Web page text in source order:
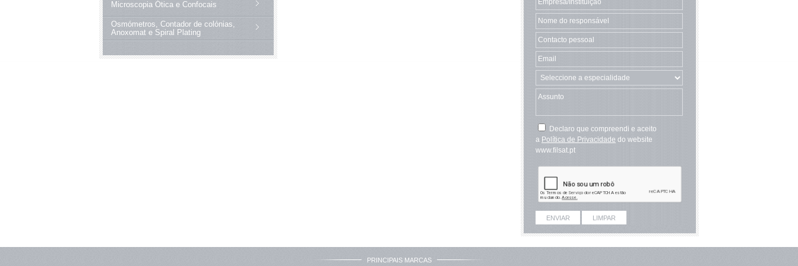
Microscopia Ótica e Confocais
Osmómetros, Contador de colónias,
Anoxomat e Spiral Plating
Declaro que compreendi e aceito
a Política de Privacidade do website
www.filsat.pt
PRINCIPAIS MARCAS